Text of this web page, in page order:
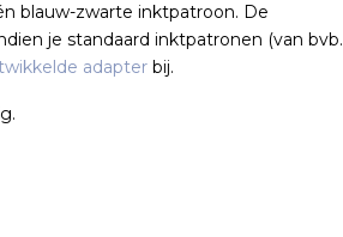
blauw-zwarte inktpatroon. De
je standaard inktpatronen (van bvb.
adapter bij.